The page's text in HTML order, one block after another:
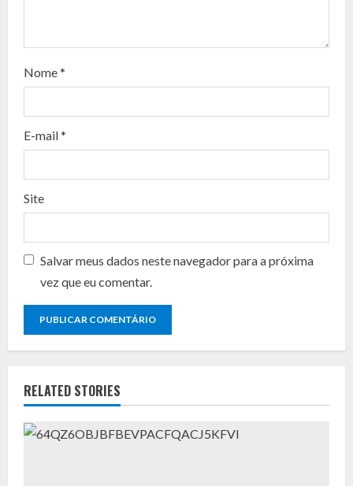
a
d
n
g
Nome*
E-mail*
Site
Salvar meus dados neste navegador para a próxima
vez que eu comentar.
RELATED STORIES